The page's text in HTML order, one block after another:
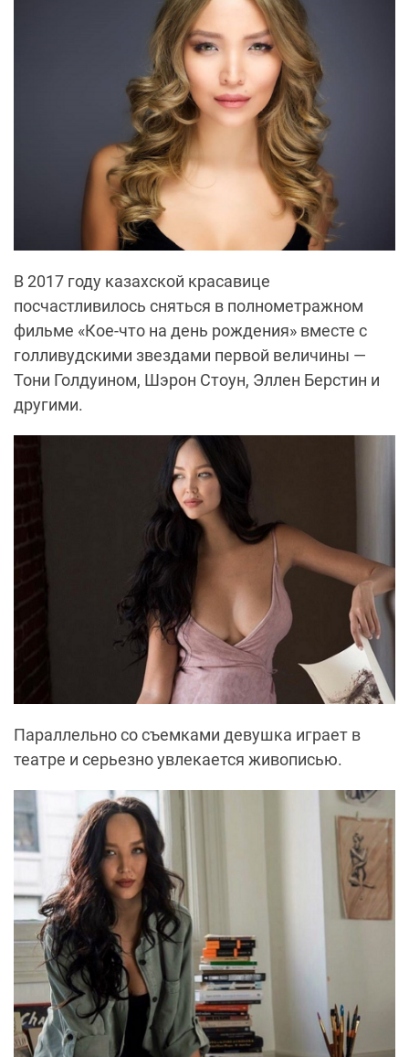
В 2017 году казахской красавице
посчастливилось сняться в полнометражном
фильме «Кое-что на день рождения» вместе с
голливудскими звездами первой величины —
Тони Голдуином, Шэрон Стоун, Эллен Берстин и
другими.
Параллельно со съемками девушка играет в
театре и серьезно увлекается живописью.